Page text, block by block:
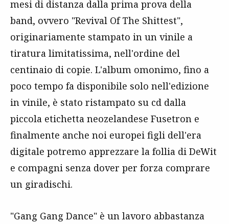
mesi di distanza dalla prima prova della
band, ovvero "Revival Of The Shittest",
originariamente stampato in un vinile a
tiratura limitatissima, nell'ordine del
centinaio di copie. L'album omonimo, fino a
poco tempo fa disponibile solo nell'edizione
in vinile, è stato ristampato su cd dalla
piccola etichetta neozelandese Fusetron e
finalmente anche noi europei figli dell'era
digitale potremo apprezzare la follia di DeWit
e compagni senza dover per forza comprare
un giradischi.
"Gang Gang Dance" è un lavoro abbastanza